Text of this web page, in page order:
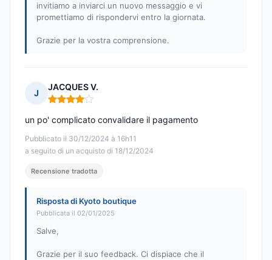
invitiamo a inviarci un nuovo messaggio e vi
promettiamo di rispondervi entro la giornata.
Grazie per la vostra comprensione.
J
JACQUES V.
Nota: 4 su 5
Pubblicato il 30/12/2024 à 16h11
a seguito di un acquisto di 18/12/2024
un po' complicato convalidare il pagamento
Recensione tradotta
Risposta di Kyoto boutique
Pubblicata il 02/01/2025
Salve,
Grazie per il suo feedback. Ci dispiace che il